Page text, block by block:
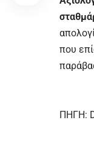
που
ΠΗΓΗ: